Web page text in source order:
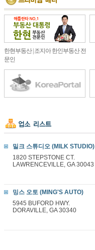
한현부동산 | 조지아 한인부동산 전
문인
밀크 스튜디오 (MILK STUDIO)
1820 STEPSTONE CT.
LAWRENCEVILLE, GA 30043
밍스 오토 (MING'S AUTO)
5945 BUFORD HWY.
DORAVILLE, GA 30340